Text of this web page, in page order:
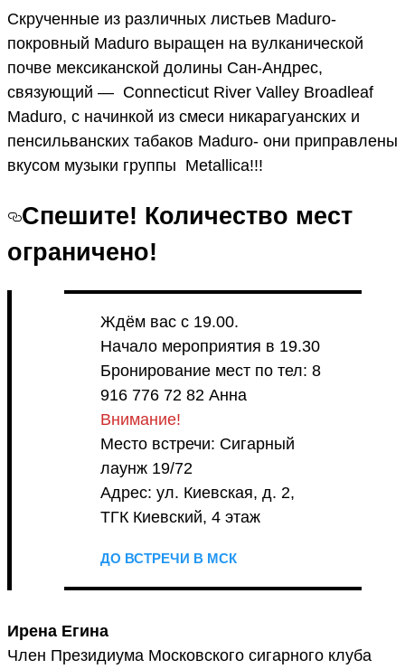
Скрученные из различных листьев Maduro-
покровный Maduro выращен на вулканической
почве мексиканской долины Сан-Андрес,
связующий — Connecticut River Valley Broadleaf
Maduro, с начинкой из смеси никарагуанских и
пенсильванских табаков Maduro- они приправлены
вкусом музыки группы Metallica!!!
Спешите! Количество мест
ограничено!
Ждём вас с 19.00.
Начало мероприятия в 19.30
Бронирование мест по тел: 8
916 776 72 82 Анна
Внимание!
Место встречи: Сигарный
лаунж 19/72
Адрес: ул. Киевская, д. 2,
ТГК Киевский, 4 этаж
ДО ВСТРЕЧИ В МСК
Ирена Егина
Член Президиума Московского сигарного клуба